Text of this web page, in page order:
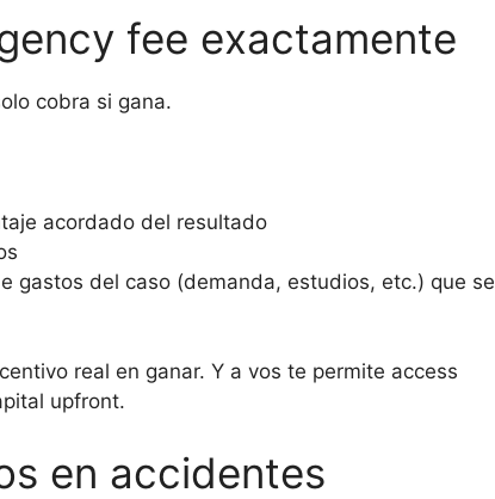
fee exactamente
cobra si gana.
acordado del resultado
gastos del caso (demanda, estudios, etc.) que se
real en ganar. Y a vos te permite access
upfront.
en accidentes